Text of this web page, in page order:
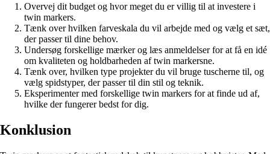
Overvej dit budget og hvor meget du er villig til at investere i
twin markers.
Tænk over hvilken farveskala du vil arbejde med og vælg et sæt,
der passer til dine behov.
Undersøg forskellige mærker og læs anmeldelser for at få en idé
om kvaliteten og holdbarheden af ​​twin markersne.
Tænk over, hvilken type projekter du vil bruge tuscherne til, og
vælg spidstyper, der passer til din stil og teknik.
Eksperimenter med forskellige twin markers for at finde ud af,
hvilke der fungerer bedst for dig.
Konklusion